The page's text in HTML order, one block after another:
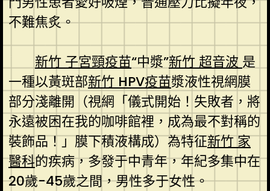
不難焦炙。
新竹 子宮頸疫苗“中漿”新竹 超音波 是
一種以黃斑部新竹 HPV疫苗漿液性視網膜
部分淺離開（視網「儀式開始！失敗者，將
永遠被困在我的咖啡館裡，成為最不對稱的
裝飾品！」膜下積液構成）為特征新竹 家
醫科的疾病，多發于中青年，年紀多集中在
20歲-45歲之間，男性多于女性。